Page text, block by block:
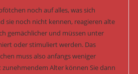
noch auf alles, was sich
sie noch nicht kennen, reagieren alte
gemächlicher und müssen unter
oder stimuliert werden. Das
muss also anfangs weniger
Alter können Sie dann